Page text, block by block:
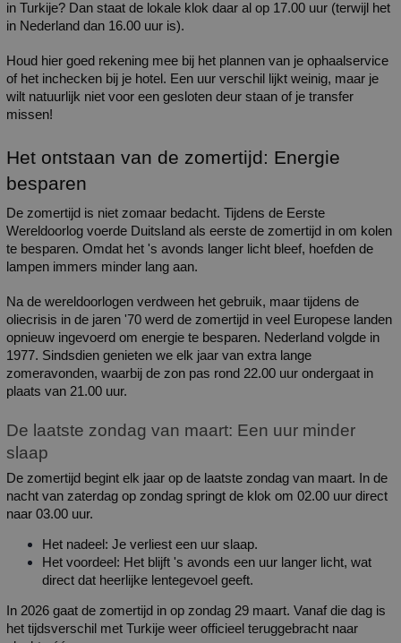
in Turkije? Dan staat de lokale klok daar al op 17.00 uur (terwijl het
in Nederland dan 16.00 uur is).
Houd hier goed rekening mee bij het plannen van je ophaalservice
of het inchecken bij je hotel. Een uur verschil lijkt weinig, maar je
wilt natuurlijk niet voor een gesloten deur staan of je transfer
missen!
Het ontstaan van de zomertijd: Energie
besparen
De zomertijd is niet zomaar bedacht. Tijdens de Eerste
Wereldoorlog voerde Duitsland als eerste de zomertijd in om kolen
te besparen. Omdat het 's avonds langer licht bleef, hoefden de
lampen immers minder lang aan.
Na de wereldoorlogen verdween het gebruik, maar tijdens de
oliecrisis in de jaren '70 werd de zomertijd in veel Europese landen
opnieuw ingevoerd om energie te besparen. Nederland volgde in
1977. Sindsdien genieten we elk jaar van extra lange
zomeravonden, waarbij de zon pas rond 22.00 uur ondergaat in
plaats van 21.00 uur.
De laatste zondag van maart: Een uur minder
slaap
De zomertijd begint elk jaar op de laatste zondag van maart. In de
nacht van zaterdag op zondag springt de klok om 02.00 uur direct
naar 03.00 uur.
Het nadeel: Je verliest een uur slaap.
Het voordeel: Het blijft 's avonds een uur langer licht, wat
direct dat heerlijke lentegevoel geeft.
In 2026 gaat de zomertijd in op zondag 29 maart. Vanaf die dag is
het tijdsverschil met Turkije weer officieel teruggebracht naar